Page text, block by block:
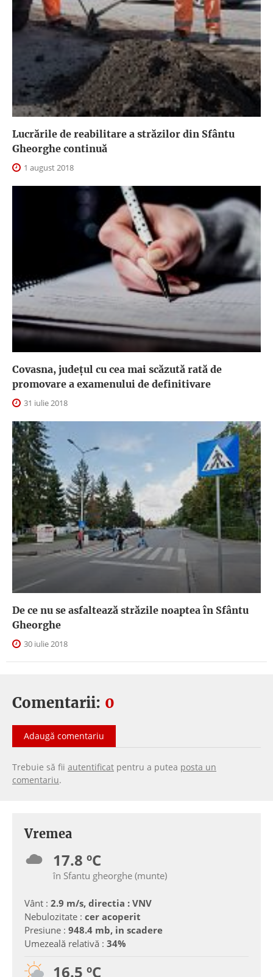
Lucrările de reabilitare a străzilor din Sfântu
Gheorghe continuă
1 august 2018
Covasna, județul cu cea mai scăzută rată de
promovare a examenului de definitivare
31 iulie 2018
De ce nu se asfaltează străzile noaptea în Sfântu
Gheorghe
30 iulie 2018
Comentarii: 0
Adaugă comentariu
Trebuie să fii autentificat pentru a putea posta un
comentariu.
Vremea
17.8 ºC
în Sfantu gheorghe (munte)
Vânt : 2.9 m/s, directia : VNV
Nebulozitate : cer acoperit
Presiune : 948.4 mb, in scadere
Umezeală relativă : 34%
16.5 ºC